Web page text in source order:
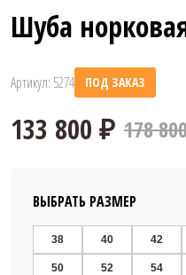
Шуба
Артикул: 5274 ПОД ЗАКАЗ
178
ВЫБРАТЬ РАЗМЕР
38 40 42
50 52 54